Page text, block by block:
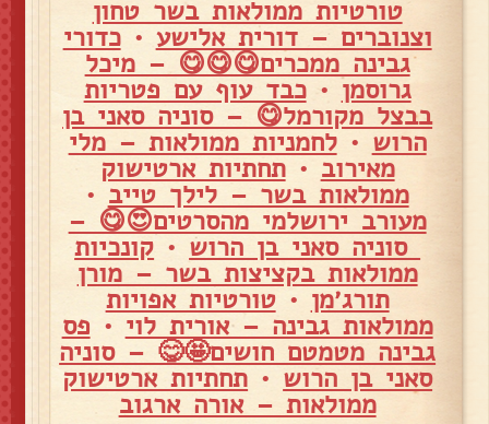
טורטיות ממולאות בשר טחון
וצנוברים – דורית אלישע •כדורי
גבינה ממכרים😋😋😋 – מיכל
גרוסמן •כבד עוף עם פטריות
בבצל מקורמל😋 – סוניה סאני בן
הרוש •לחמניות ממולאות – מלי
מאירוב •תחתיות ארטישוק
ממולאות בשר – לילך טייב •
מעורב ירושלמי מהסרטים😍😋 –
סוניה סאני בן הרוש •קונכיות
ממולאות בקציצות בשר – מורן
תורג׳מן •טורטיות אפויות
ממולאות גבינה – אורית לוי • פס
גבינה מטמטם חושים🤩😋 – סוניה
סאני בן הרוש • תחתיות ארטישוק
ממולאות – אורה ארגוב